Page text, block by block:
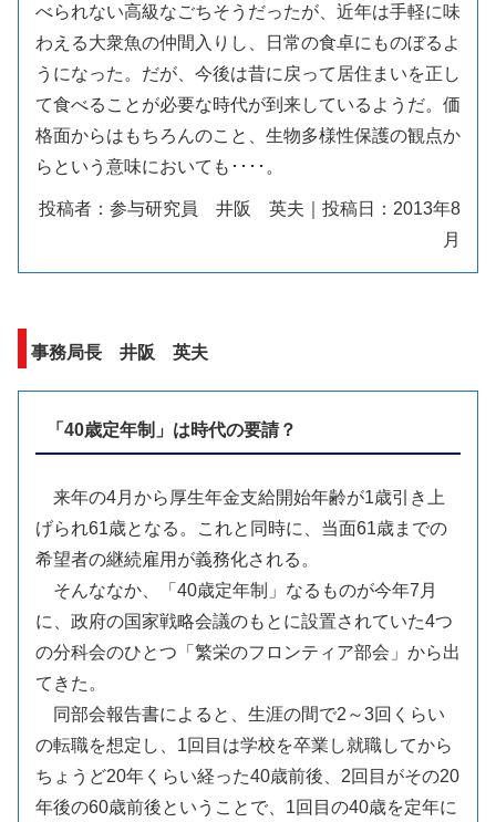
べられない高級なごちそうだったが、近年は手軽に味
わえる大衆魚の仲間入りし、日常の食卓にものぼるよ
うになった。だが、今後は昔に戻って居住まいを正し
て食べることが必要な時代が到来しているようだ。価
格面からはもちろんのこと、生物多様性保護の観点か
らという意味においても････。
投稿者：参与研究員 井阪 英夫｜投稿日：2013年8
月
事務局長 井阪 英夫
「40歳定年制」は時代の要請？
来年の4月から厚生年金支給開始年齢が1歳引き上
げられ61歳となる。これと同時に、当面61歳までの
希望者の継続雇用が義務化される。
そんななか、「40歳定年制」なるものが今年7月
に、政府の国家戦略会議のもとに設置されていた4つ
の分科会のひとつ「繁栄のフロンティア部会」から出
てきた。
同部会報告書によると、生涯の間で2～3回くらい
の転職を想定し、1回目は学校を卒業し就職してから
ちょうど20年くらい経った40歳前後、2回目がその20
年後の60歳前後ということで、1回目の40歳を定年に